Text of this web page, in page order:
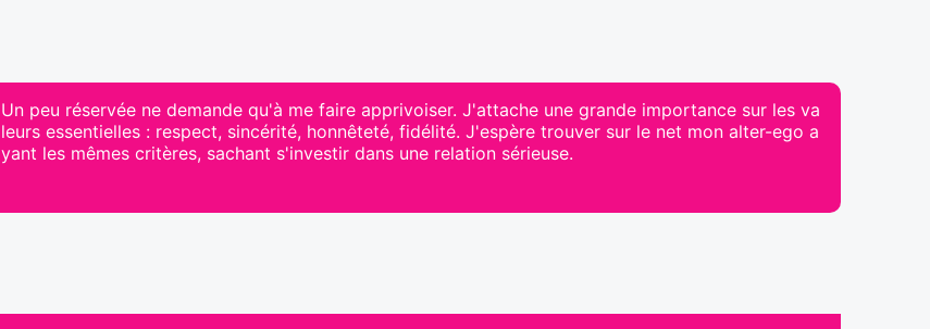
Un peu réservée ne demande qu'à me faire apprivoiser. J'attache une grande importance sur les va
leurs essentielles : respect, sincérité, honnêteté, fidélité. J'espère trouver sur le net mon alter-ego a
yant les mêmes critères, sachant s'investir dans une relation sérieuse.